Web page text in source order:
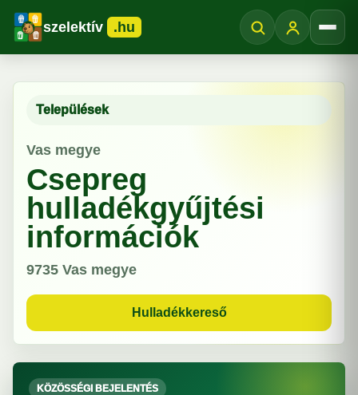
szelektív .hu
Települések
Vas megye
Csepreg
hulladékgyűjtési
információk
9735 Vas megye
Hulladékkereső
KÖZÖSSÉGI BEJELENTÉS